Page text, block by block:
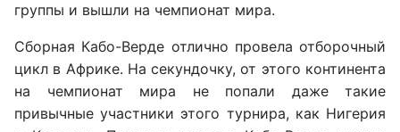
группы и вышли на чемпионат мира.
Сборная Кабо-Верде отлично провела отборочный
цикл в Африке. На секундочку, от этого континента
на чемпионат мира не попали даже такие
привычные участники этого турнира, как Нигерия